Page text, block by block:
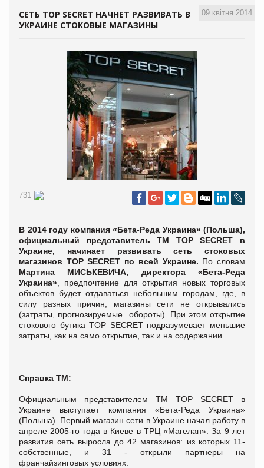
09 квітня 2014
СЕТЬ TOP SECRET НАЧНЕТ РАЗВИВАТЬ В
УКРАИНЕ СТОКОВЫЕ МАГАЗИНЫ
731
В 2014 году компания «Бета-Реда Украина» (Польша),
официальный представитель ТМ TOP SECRET в
Украине, начинает развивать сеть стоковых
магазинов TOP SECRET по всей Украине. По словам
Мартина МИСЬКЕВИЧА, директора «Бета-Реда
Украина» , предпочтение для открытия новых торговых
объектов будет отдаваться небольшим городам, где, в
силу разных причин, магазины сети не открывались
(затраты, прогнозируемые обороты). При этом открытие
стокового бутика TOP SECRET подразумевает меньшие
затраты, как на само открытие, так и на содержании.
Справка ТМ:
Официальным представителем ТМ TOP SECRET в
Украине выступает компания «Бета-Реда Украина»
(Польша). Первый магазин сети в Украине начал работу в
апреле 2005-го года в Киеве в ТРЦ «Магелан». За 9 лет
развития сеть выросла до 42 магазинов: из которых 11-
собственные, и 31 - открыли партнеры на
франчайзинговых условиях.